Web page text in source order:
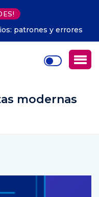
estrategias para
modernas